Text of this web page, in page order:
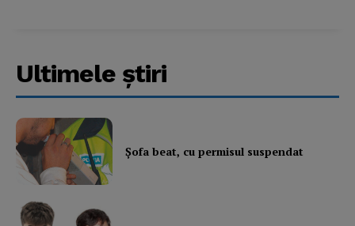
Ultimele ştiri
Şofa beat, cu permisul suspendat